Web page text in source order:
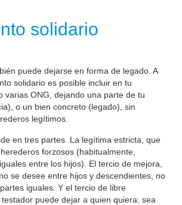
solidario
puede dejarse en forma de legado. A
solidario es posible incluir en tu
varias ONG, dejando una parte de tu
o un bien concreto (legado), sin
legítimos.
en tres partes. La legítima estricta, que
forzosos (habitualmente,
entre los hijos). El tercio de mejora,
se desee entre hijos y descendientes, no
iguales. Y el tercio de libre
puede dejar a quien quiera: sea